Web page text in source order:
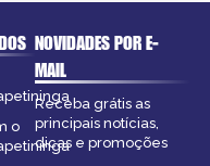
o
NOVIDADES POR E-
MAIL
Receba grátis as
principais notícias,
dicas e promoções